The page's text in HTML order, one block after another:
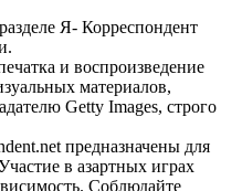
Я- Корреспондент
и воспроизведение
материалов,
Getty Images, строго
предназначены для
в азартных играх
Соблюдайте